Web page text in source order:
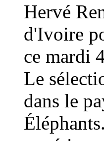
Hervé
d'Ivoire
ce mardi
Le
dans le